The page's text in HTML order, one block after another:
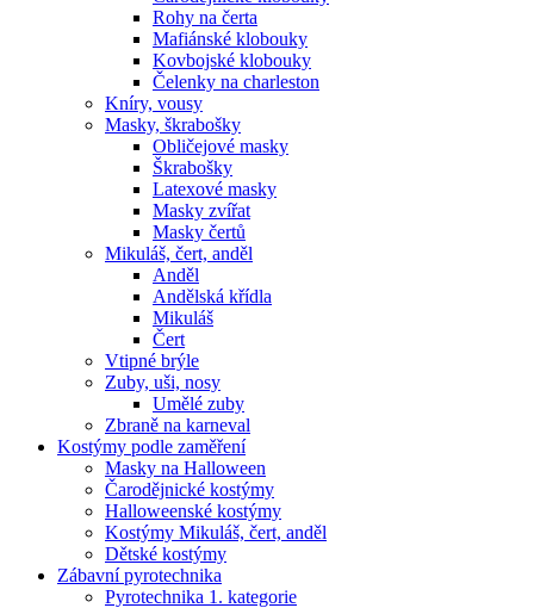
Rohy na čerta
Mafiánské klobouky
Kovbojské klobouky
Čelenky na charleston
Kníry, vousy
Masky, škrabošky
Obličejové masky
Škrabošky
Latexové masky
Masky zvířat
Masky čertů
Mikuláš, čert, anděl
Anděl
Andělská křídla
Mikuláš
Čert
Vtipné brýle
Zuby, uši, nosy
Umělé zuby
Zbraně na karneval
Kostýmy podle zaměření
Masky na Halloween
Čarodějnické kostýmy
Halloweenské kostýmy
Kostýmy Mikuláš, čert, anděl
Dětské kostýmy
Zábavní pyrotechnika
Pyrotechnika 1. kategorie